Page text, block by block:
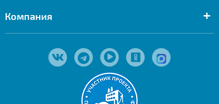
Компания +